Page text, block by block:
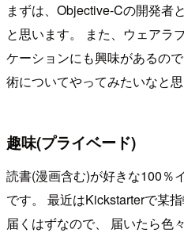
まずは、Objective-Cの開発者
と思います。 また、ウェアラ
ケーションにも興味があるの
術についてやってみたいなと思
趣味(プライベード)
読書(漫画含む)が好きな100％
です。 最近はKickstarterで某
届くはずなので、 届いたら色